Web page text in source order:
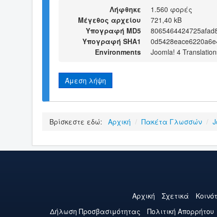
Λήφθηκε
1.560 φορές
Μέγεθος αρχείου
721,40 kB
Υπογραφή MD5
Υπογραφή SHA1
Environments
Joomla! 4
Άμεση λήψη
Βρίσκεστε εδώ: Αρχική / Πακέτα Γλωσσών /
Αρχική Σχετικά
Δήλωση Προσβασιμότητας
Πολιτική Aπορρήτου